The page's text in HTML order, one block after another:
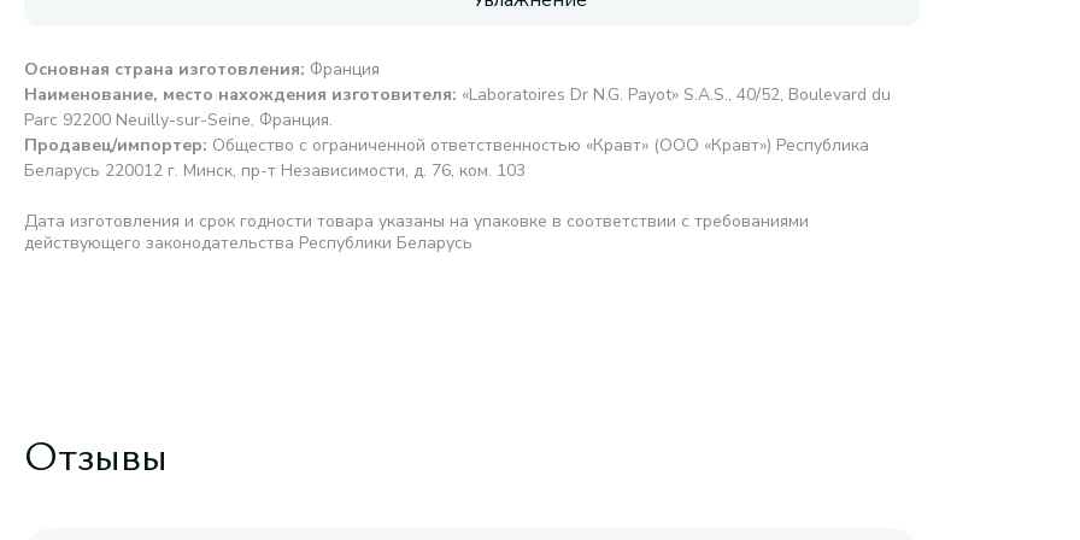
Основная страна изготовления: Франция
Наименование, место нахождения изготовителя: «Laboratoires Dr N.G. Payot» S.A.S., 40/52, Boulevard du
Parc 92200 Neuilly-sur-Seine, Франция.
Продавец/импортер: Общество с ограниченной ответственностью «Кравт» (ООО «Кравт») Республика
Беларусь 220012 г. Минск, пр-т Независимости, д. 76, ком. 103
Дата изготовления и срок годности товара указаны на упаковке в соответствии с требованиями
действующего законодательства Республики Беларусь
Отзывы